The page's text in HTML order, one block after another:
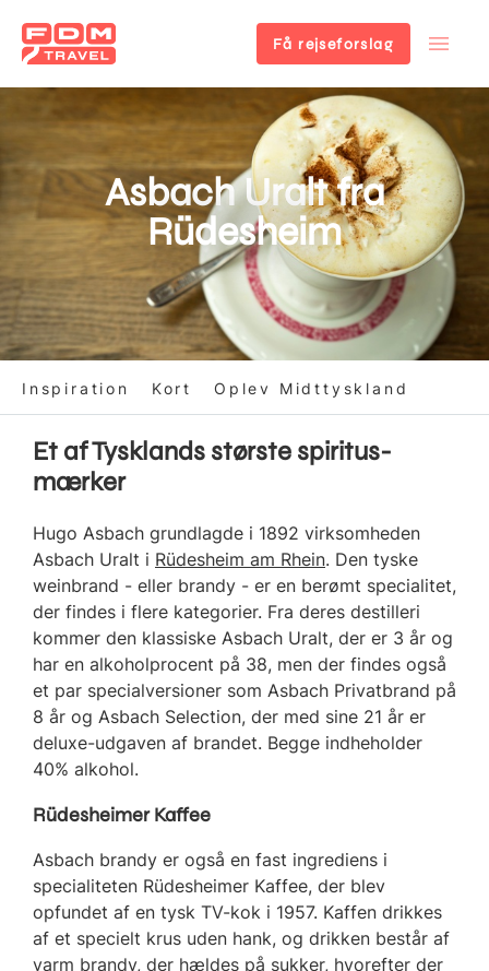
Få rejseforslag
Asbach Uralt fra
Rüdesheim
Inspiration Kort Oplev Midttyskland
Et af Tysklands største spiritus-
mærker
Hugo Asbach grundlagde i 1892 virksomheden
Asbach Uralt i Rüdesheim am Rhein. Den tyske
weinbrand - eller brandy - er en berømt specialitet,
der findes i flere kategorier. Fra deres destilleri
kommer den klassiske Asbach Uralt, der er 3 år og
har en alkoholprocent på 38, men der findes også
et par specialversioner som Asbach Privatbrand på
8 år og Asbach Selection, der med sine 21 år er
deluxe-udgaven af brandet. Begge indheholder
40% alkohol.
Rüdesheimer Kaffee
Asbach brandy er også en fast ingrediens i
specialiteten Rüdesheimer Kaffee, der blev
opfundet af en tysk TV-kok i 1957. Kaffen drikkes
af et specielt krus uden hank, og drikken består af
varm brandy, der hældes på sukker, hvorefter der